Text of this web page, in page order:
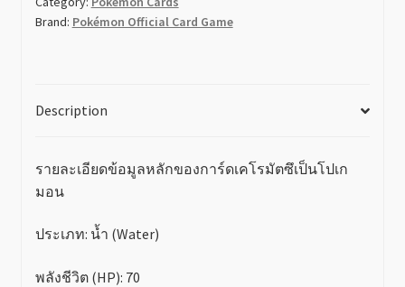
(AR)
Brand: Pokémon Official Card Game
Description
รายละเอียดข้อมูลหลักของการ์ดเคโรมัตซึเป็นโปเก
มอน
ประเภท: น้ำ (Water)
พลังชีวิต (HP): 70